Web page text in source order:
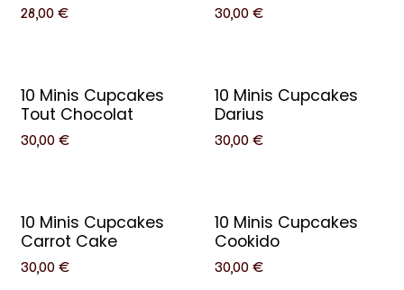
28,00 € 30,00€
10 Minis Cupcakes
Tout Chocolat
30,00 €
10 Minis Cupcakes
Darius
30,00€
10 Minis Cupcakes
Carrot Cake
30,00 €
10 Minis Cupcakes
Cookido
30,00€